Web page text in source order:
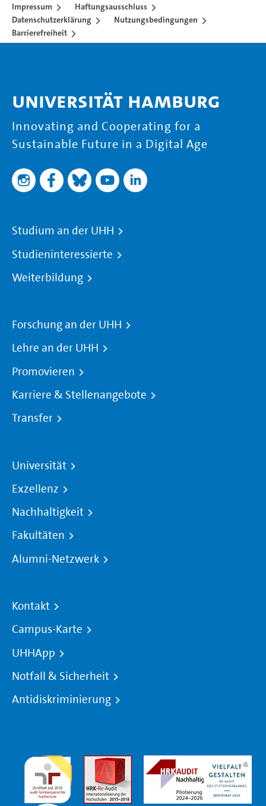
Impressum
Haftungsausschluss
Datenschutzerklärung
Nutzungsbedingungen
Barrierefreiheit
Universität Hamburg
Innovating and Cooperating for a
Sustainable Future in a Digital Age
Studium an der UHH
Studieninteressierte
Weiterbildung
Forschung an der UHH
Lehre an der UHH
Promovieren
Karriere & Stellenangebote
Transfer
Universität
Exzellenz
Nachhaltigkeit
Fakultäten
Alumni-Netzwerk
Kontakt
Campus-Karte
UHHApp
Notfall & Sicherheit
Antidiskriminierung